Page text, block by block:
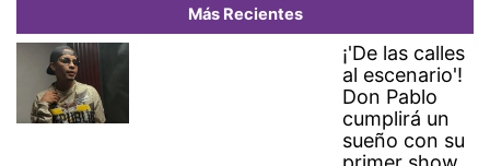
Más Recientes
¡'De las calles
al escenario'!
Don Pablo
cumplirá un
sueño con su